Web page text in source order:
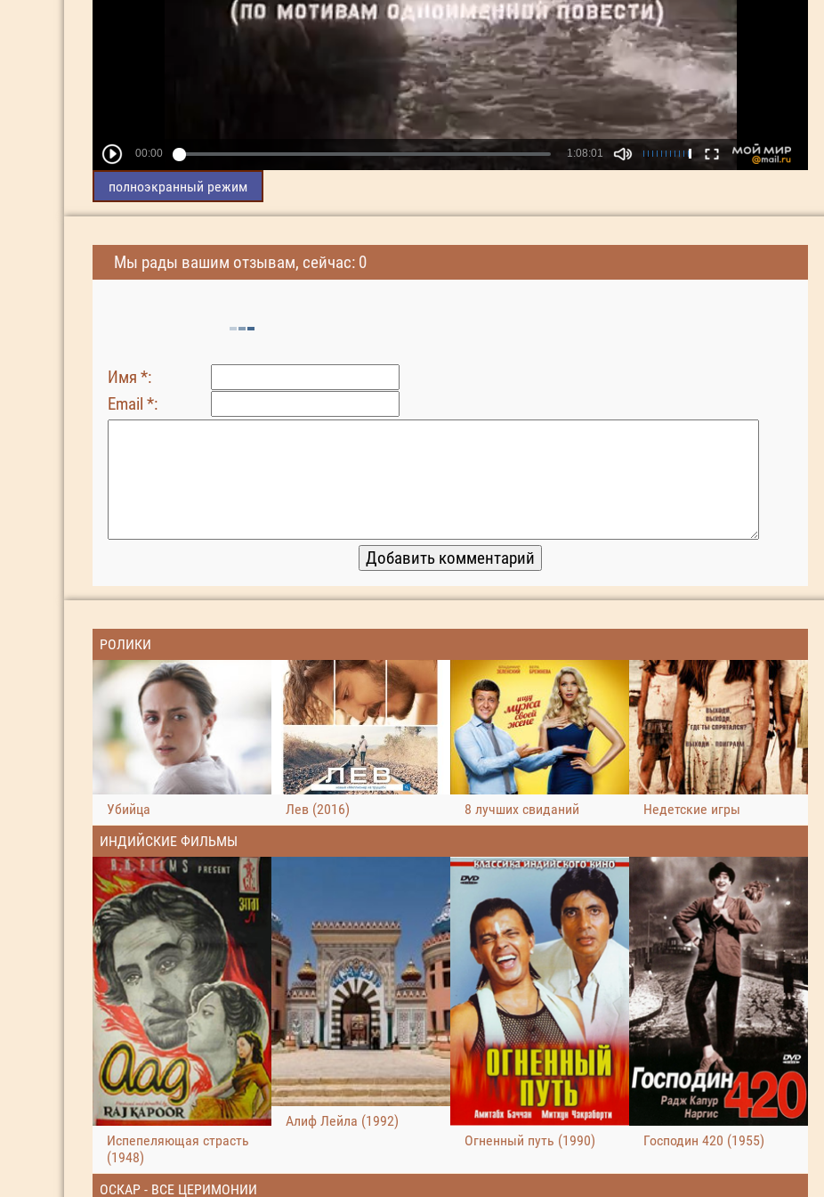
полноэкранный режим
Мы рады вашим отзывам, сейчас: 0
Имя *:
Email *:
РОЛИКИ
Убийца Лев (2016) 8 лучших свиданий
Недетские игры
ИНДИЙСКИЕ ФИЛЬМЫ
Испепеляющая страсть
(1948)
Алиф Лейла (1992)
Огненный путь (1990)
Господин 420 (1955)
ОСКАР - ВСЕ ЦЕРИМОНИИ